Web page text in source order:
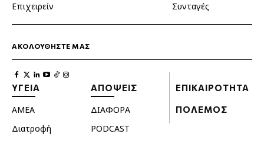
Επιχειρείν
Συνταγές
ΑΚΟΛΟΥΘΗΣΤΕ ΜΑΣ
ΥΓΕΙΑ
ΑΜΕΑ
Διατροφή
ΑΠΟΨΕΙΣ
ΔΙΑΦΟΡΑ
PODCAST
ΕΠΙΚΑΙΡΟΤΗΤΑ
ΠΟΛΕΜΟΣ